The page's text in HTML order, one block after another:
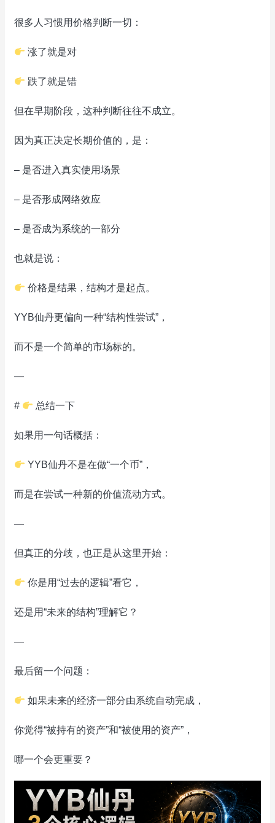
很多人习惯用价格判断一切：
涨了就是对
跌了就是错
但在早期阶段，这种判断往往不成立。
因为真正决定长期价值的，是：
– 是否进入真实使用场景
– 是否形成网络效应
– 是否成为系统的一部分
也就是说：
价格是结果，结构才是起点。
YYB仙丹更偏向一种“结构性尝试”，
而不是一个简单的市场标的。
—
# 总结一下
如果用一句话概括：
YYB仙丹不是在做“一个币”，
而是在尝试一种新的价值流动方式。
—
但真正的分歧，也正是从这里开始：
你是用“过去的逻辑”看它，
还是用“未来的结构”理解它？
—
最后留一个问题：
如果未来的经济一部分由系统自动完成，
你觉得“被持有的资产”和“被使用的资产”，
哪一个会更重要？